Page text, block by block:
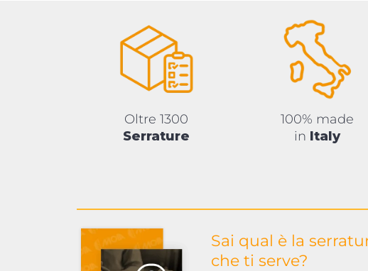
Oltre 1300
Serrature
100% made
in Italy
Sai qual è la
che ti serve?